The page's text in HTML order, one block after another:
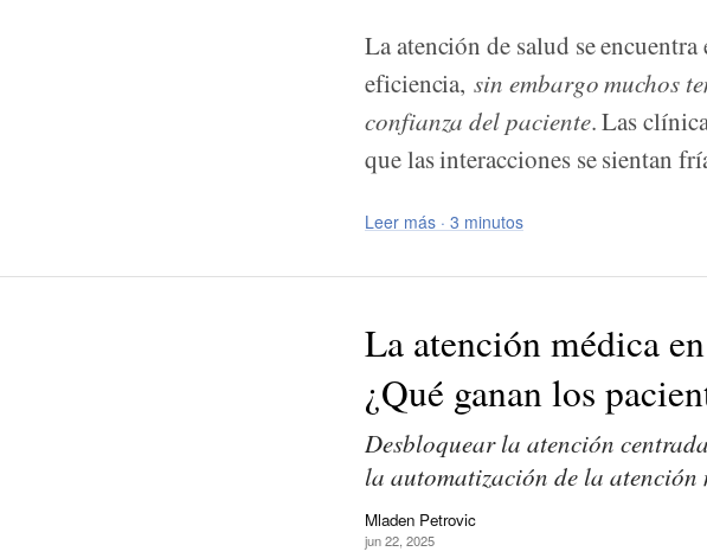
La atención de salud se
eficiencia,sin embargo muchos
confianza del paciente. Las
que las interacciones se sientan
Leer más · 3 minutos
La atención médica
¿Qué ganan los
Desbloquear la atención
la automatización de la atención
Mladen Petrovic
jun 22, 2025